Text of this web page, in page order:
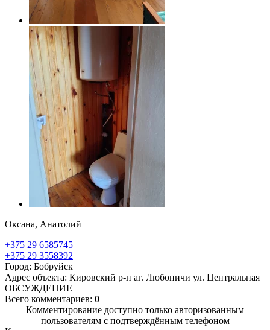
Оксана, Анатолий
+375 29 6585745
+375 29 3558392
Город: Бобруйск
Адрес объекта: Кировский р-н аг. Любоничи ул. Центральная
ОБСУЖДЕНИЕ
Всего комментариев: 0
Комментирование доступно только авторизованным
пользователям с подтверждённым телефоном